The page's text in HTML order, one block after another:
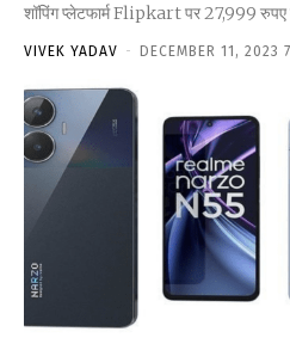
शॉपिंग प्लेटफार्म Flipkart पर 27,999 रुपए
VIVEK YADAV - DECEMBER 11, 2023